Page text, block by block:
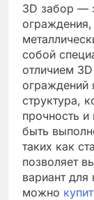
3D забор —
ограждения,
собой
отличием
ограждений
структура,
прочность
быть
таких как
позволяет
вариант
можно